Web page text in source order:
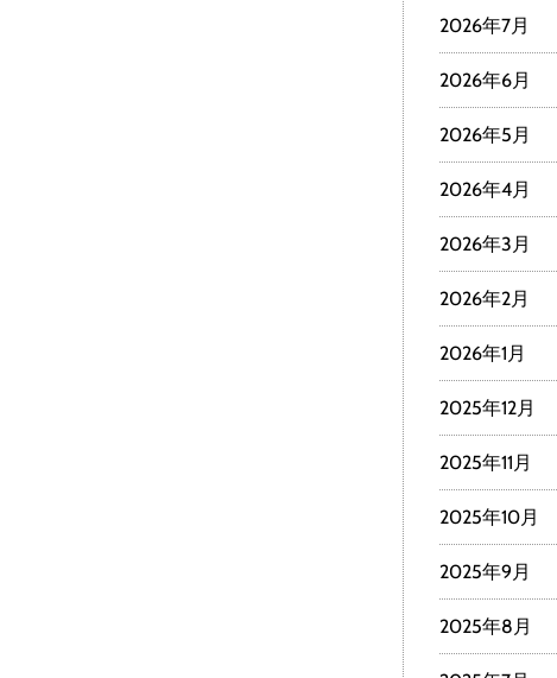
2026年7月
2026年6月
2026年5月
2026年4月
2026年3月
2026年2月
2026年1月
2025年12月
2025年11月
2025年10月
2025年9月
2025年8月